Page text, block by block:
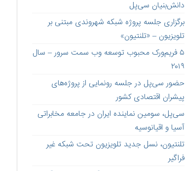
دانش‌بنیان سی‌پل
برگزاری جلسه پروژه شبکه شهروندی مبتنی بر
تلویزیون – «تلنتیون»
۵ فریم‌ورک محبوب توسعه وب سمت سرور – سال
۲۰۱۹
حضور سی‌پل در جلسه رونمایی از پروژه‌های
پیشران اقتصادی کشور
سی‌پل، سومین نماینده ایران در جامعه مخابراتی
آسیا و اقیانوسیه
تلنتیون، نسل جدید تلویزیون تحت شبکه غیر
فراگیر